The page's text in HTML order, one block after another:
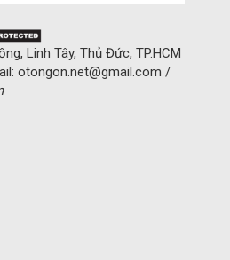
Linh Tây, Thủ Đức, TP.HCM
otongon.net@gmail.com /